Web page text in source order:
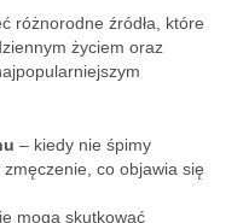
różnorodne źródła, które
życiem oraz
– kiedy nie śpimy
co objawia się
mogą skutkować